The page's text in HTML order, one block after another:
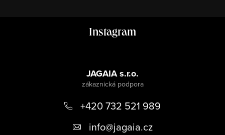
Instagram
JAGAIA s.r.o.
+420 732 521 989
info@jagaia.cz